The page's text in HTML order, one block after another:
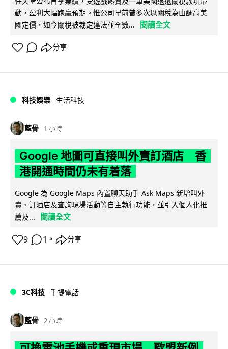
動，盈利大幅跑贏預期。惟公司早前曾多次以關稅為由調高美
國定價，如今關稅被裁定違法並全數...
閱讀全文
分享
科技娛樂 生活科技
藍骨 1 小時
Google 地圖可直接叫外賣訂酒店 香
港開通時間仍未有着落
Google 為 Google Maps 內置聊天助手 Ask Maps 新增叫外
賣、訂酒店及查詢現場活動等自主執行功能，並引入個人化推
薦及...
閱讀全文
9 1 ↗ 分享
3C科技 手提電話
藍骨 2 小時